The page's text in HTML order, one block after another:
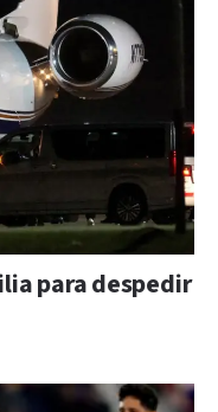
para despedir